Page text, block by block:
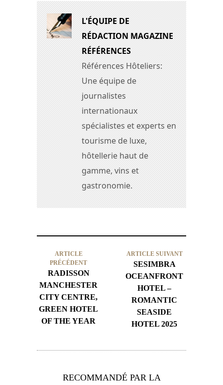
L'ÉQUIPE DE
RÉDACTION MAGAZINE
RÉFÉRENCES
Références Hôteliers:
Une équipe de
journalistes
internationaux
spécialistes et experts en
tourisme de luxe,
hôtellerie haut de
gamme, vins et
gastronomie.
ARTICLE
PRÉCÉDENT
RADISSON
MANCHESTER
CITY CENTRE,
GREEN HOTEL
OF THE YEAR
ARTICLE SUIVANT
SESIMBRA
OCEANFRONT
HOTEL –
ROMANTIC
SEASIDE
HOTEL 2025
RECOMMANDÉ PAR LA